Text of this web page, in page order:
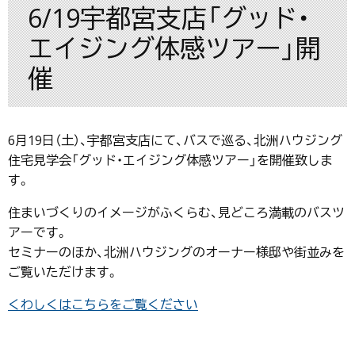
6/19宇都宮支店「グッド・
エイジング体感ツアー」開
催
6月19日（土）、宇都宮支店にて、バスで巡る、北洲ハウジング
住宅見学会「グッド・エイジング体感ツアー」を開催致しま
す。
住まいづくりのイメージがふくらむ、見どころ満載のバスツ
アーです。
セミナーのほか、北洲ハウジングのオーナー様邸や街並みを
ご覧いただけます。
くわしくはこちらをご覧ください